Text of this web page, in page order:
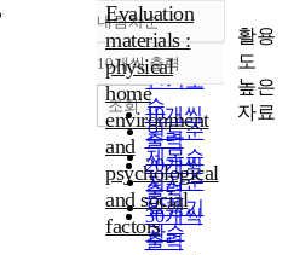
정확도
순
인기도
순
연도순
제목순
저자순
발행기
관순
내림차순
내림차순
10개씩 출력
10개씩
출력
20개씩
출력
30개씩
출력
조회
Evaluation
materials :
physical
home
environment
and
psychological
and social
factors
활용
도
높은
자료